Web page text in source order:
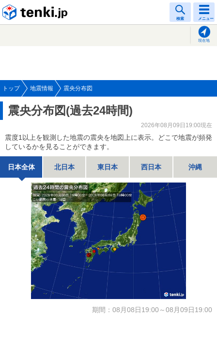
検索 メニュー
現在地
トップ 地震情報 震央分布図
震央分布図(過去24時間)
2026年08月09日19:00現在
震度1以上を観測した地震の震央を地図上に表示。どこで地震が頻発
しているかを見ることができます。
日本全体 北日本 東日本 西日本 沖縄
期間：08月08日19:00～08月09日19:00